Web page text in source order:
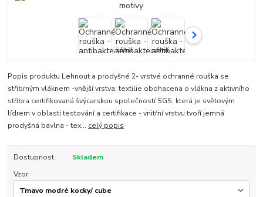
Popis produktu Lehnout a prodyšné 2- vrstvé ochranné rouška se
stříbrným vláknem -vnější vrstva: textilie obohacena o vlákna z aktivního
stříbra certifikovaná švýcarskou společností SGS, která je světovým
lídrem v oblasti testování a certifikace - vnitřní vrstvu tvoří jemná
prodyšná bavlna - tex... celý popis
Dostupnost
Skladem
Vzor